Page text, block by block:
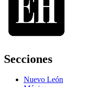
Secciones
Nuevo León